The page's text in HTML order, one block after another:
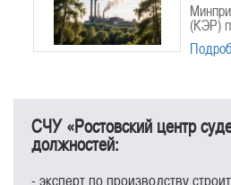
(КЭР)
СЧУ «Ростовский центр
должностей:
- эксперт по производству